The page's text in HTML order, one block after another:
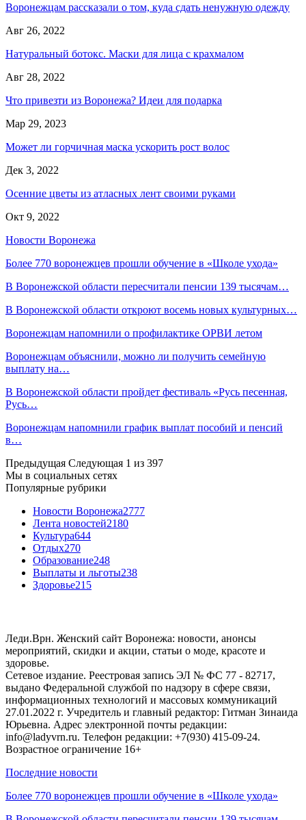
Воронежцам рассказали о том, куда сдать ненужную одежду
Авг 26, 2022
Натуральный ботокс. Маски для лица с крахмалом
Авг 28, 2022
Что привезти из Воронежа? Идеи для подарка
Мар 29, 2023
Может ли горчичная маска ускорить рост волос
Дек 3, 2022
Осенние цветы из атласных лент своими руками
Окт 9, 2022
Новости Воронежа
Более 770 воронежцев прошли обучение в «Школе ухода»
В Воронежской области пересчитали пенсии 139 тысячам…
В Воронежской области откроют восемь новых культурных…
Воронежцам напомнили о профилактике ОРВИ летом
Воронежцам объяснили, можно ли получить семейную
выплату на…
В Воронежской области пройдет фестиваль «Русь песенная,
Русь…
Воронежцам напомнили график выплат пособий и пенсий
в…
Предыдущая Следующая 1 из 397
Мы в социальных сетях
Популярные рубрики
Новости Воронежа2777
Лента новостей2180
Культура644
Отдых270
Образование248
Выплаты и льготы238
Здоровье215
Леди.Врн. Женский сайт Воронежа: новости, анонсы
мероприятий, скидки и акции, статьи о моде, красоте и
здоровье.
Сетевое издание. Реестровая запись ЭЛ № ФС 77 - 82717,
выдано Федеральной службой по надзору в сфере связи,
информационных технологий и массовых коммуникаций
27.01.2022 г. Учредитель и главный редактор: Гитман Зинаида
Юрьевна. Адрес электронной почты редакции:
info@ladyvrn.ru. Телефон редакции: +7(930) 415-09-24.
Возрастное ограничение 16+
Последние новости
Более 770 воронежцев прошли обучение в «Школе ухода»